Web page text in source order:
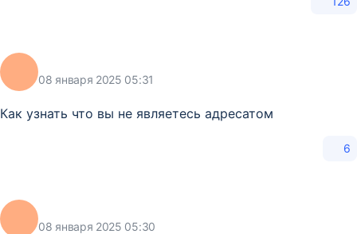
08 января 2025 05:31
Как узнать что вы не являетесь адресатом
6
08 января 2025 05:30